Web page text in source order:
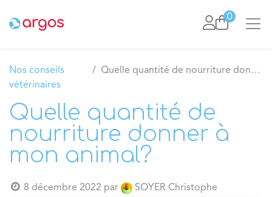
0
Nos conseils
vétérinaires
Quelle quantité de nourriture donner à mon animal?
Quelle quantité de
nourriture donner à
mon animal?
8 décembre 2022 par SOYER Christophe